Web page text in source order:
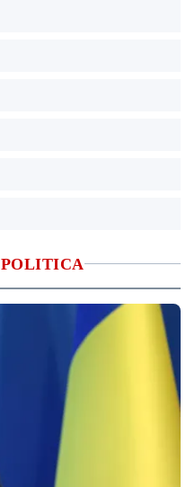
POLITICA